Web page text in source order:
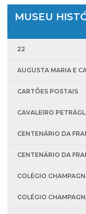
MUSEU
22
AUGUSTA MARIA E
CARTÕES POSTAIS
CAVALEIRO
CENTENÁRIO DA
CENTENÁRIO DA
COLÉGIO
COLÉGIO